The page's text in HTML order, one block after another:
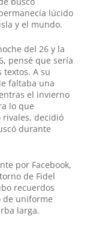
lúcido
y el mundo.
del 26 y la
pensé que sería
A su
faltaba una
el invierno
lo que
decidió
durante
por Facebook,
de Fidel
recuerdos
de uniforme
larga.